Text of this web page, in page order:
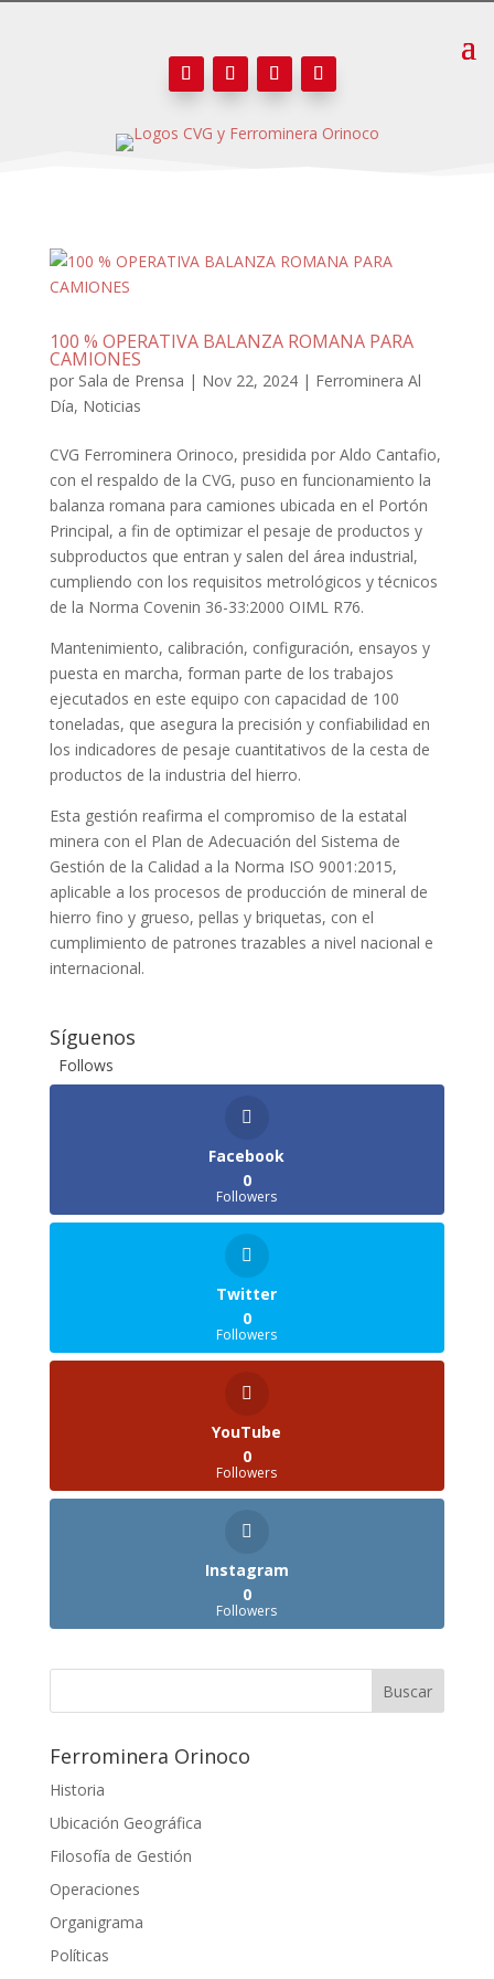
100 % OPERATIVA BALANZA ROMANA PARA
CAMIONES
por Sala de Prensa | Nov 22, 2024| Ferrominera Al
Día, Noticias
CVG Ferrominera Orinoco, presidida por Aldo Cantafio,
con el respaldo de la CVG, puso en funcionamiento la
balanza romana para camiones ubicada en el Portón
Principal, a fin de optimizar el pesaje de productos y
subproductos que entran y salen del área industrial,
cumpliendo con los requisitos metrológicos y técnicos
de la Norma Covenin 36-33:2000 OIML R76.
Mantenimiento, calibración, configuración, ensayos y
puesta en marcha, forman parte de los trabajos
ejecutados en este equipo con capacidad de 100
toneladas, que asegura la precisión y confiabilidad en
los indicadores de pesaje cuantitativos de la cesta de
productos de la industria del hierro.
Esta gestión reafirma el compromiso de la estatal
minera con el Plan de Adecuación del Sistema de
Gestión de la Calidad a la Norma ISO 9001:2015,
aplicable a los procesos de producción de mineral de
hierro fino y grueso, pellas y briquetas, con el
cumplimiento de patrones trazables a nivel nacional e
internacional.
Síguenos
Follows
Facebook
0
Followers
Twitter
0
Followers
YouTube
0
Followers
Instagram
0
Followers
Ferrominera Orinoco
Historia
Ubicación Geográfica
Filosofía de Gestión
Operaciones
Organigrama
Políticas